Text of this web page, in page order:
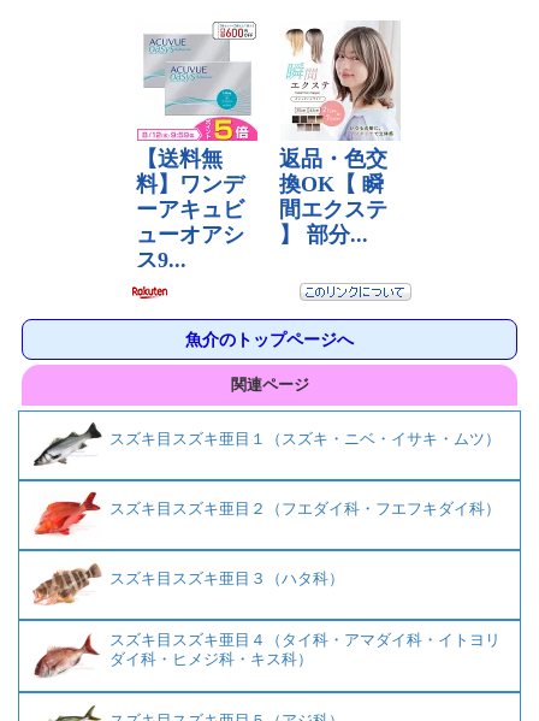
魚介のトップページへ
関連ページ
スズキ目スズキ亜目１（スズキ・ニベ・イサキ・ムツ）
スズキ目スズキ亜目２（フエダイ科・フエフキダイ科）
スズキ目スズキ亜目３（ハタ科）
スズキ目スズキ亜目４（タイ科・アマダイ科・イトヨリ
ダイ科・ヒメジ科・キス科）